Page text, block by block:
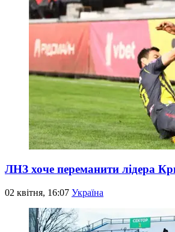
ЛНЗ хоче переманити лідера
02 квітня, 16:07 Україна